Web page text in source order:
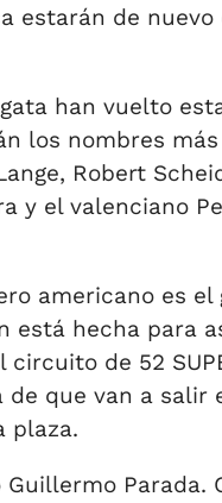
estarán de
han vuelto
los nombres
Robert
y el valenciano
americano es
hecha para
de 52
que van a
plaza.